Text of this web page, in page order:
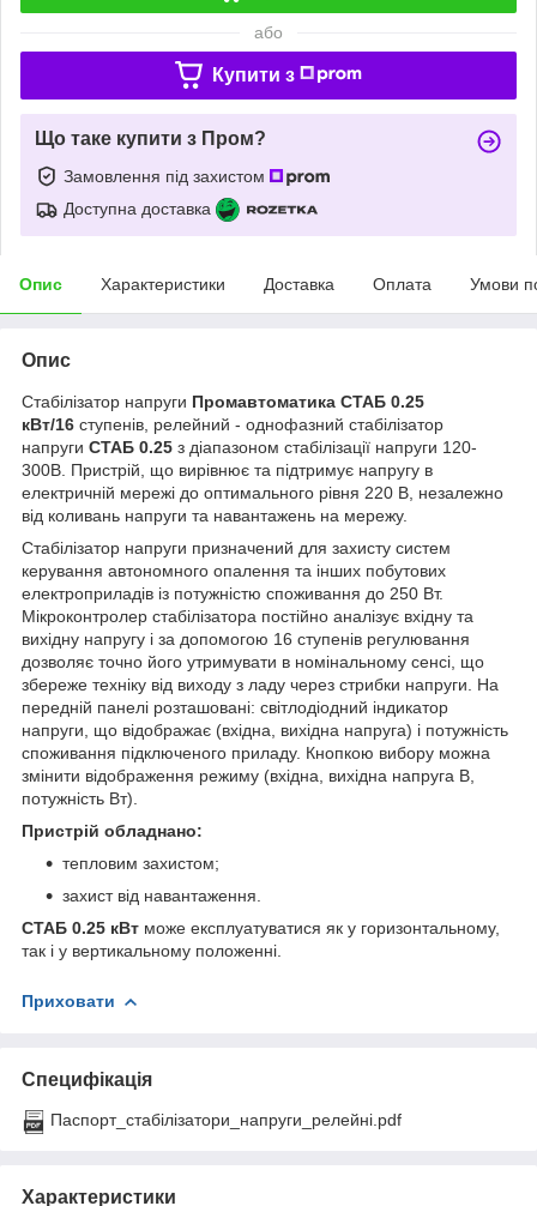
або
Купити з
Що таке купити з Пром?
Замовлення під захистом
Доступна доставка
Опис Характеристики Доставка Оплата Умови
Опис
Стабілізатор напруги Промавтоматика СТАБ 0.25
кВт/16 ступенів, релейний - однофазний стабілізатор
напруги СТАБ 0.25 з діапазоном стабілізації напруги 120-
300В. Пристрій, що вирівнює та підтримує напругу в
електричній мережі до оптимального рівня 220 В, незалежно
від коливань напруги та навантажень на мережу.
Стабілізатор напруги призначений для захисту систем
керування автономного опалення та інших побутових
електроприладів із потужністю споживання до 250 Вт.
Мікроконтролер стабілізатора постійно аналізує вхідну та
вихідну напругу і за допомогою 16 ступенів регулювання
дозволяє точно його утримувати в номінальному сенсі, що
збереже техніку від виходу з ладу через стрибки напруги. На
передній панелі розташовані: світлодіодний індикатор
напруги, що відображає (вхідна, вихідна напруга) і потужність
споживання підключеного приладу. Кнопкою вибору можна
змінити відображення режиму (вхідна, вихідна напруга В,
потужність Вт).
Пристрій обладнано:
тепловим захистом;
захист від навантаження.
СТАБ 0.25 кВт може експлуатуватися як у горизонтальному,
так і у вертикальному положенні.
Приховати
Специфікація
Паспорт_стабілізатори_напруги_релейні.pdf
Характеристики